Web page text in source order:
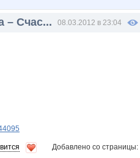
– Счас... 08.03.2012 в 23:04
Добавлено со страницы: